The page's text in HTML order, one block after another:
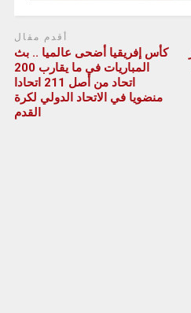
أقدم مقال
كأس إفريقيا أضحى عالميا .. بث
المباريات في ما يقارب 200
اتحاد من أصل 211 اتحادا
منضويا في الاتحاد الدولي لكرة
القدم